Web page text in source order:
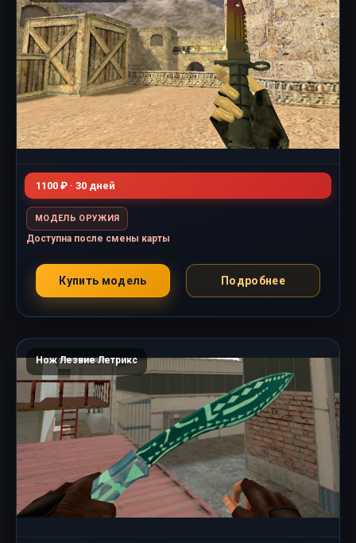
1100 ₽ · 30 дней
МОДЕЛЬ ОРУЖИЯ
Доступна после смены карты
Купить модель Подробнее
Нож Лезвие Летрикс